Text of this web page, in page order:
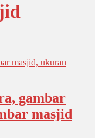
gambar
masjid